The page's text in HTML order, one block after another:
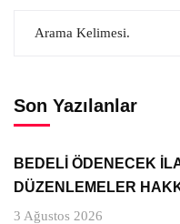
Son Yazılanlar
BEDELİ ÖDENECEK
DÜZENLEMELER
3 Ağustos 2026